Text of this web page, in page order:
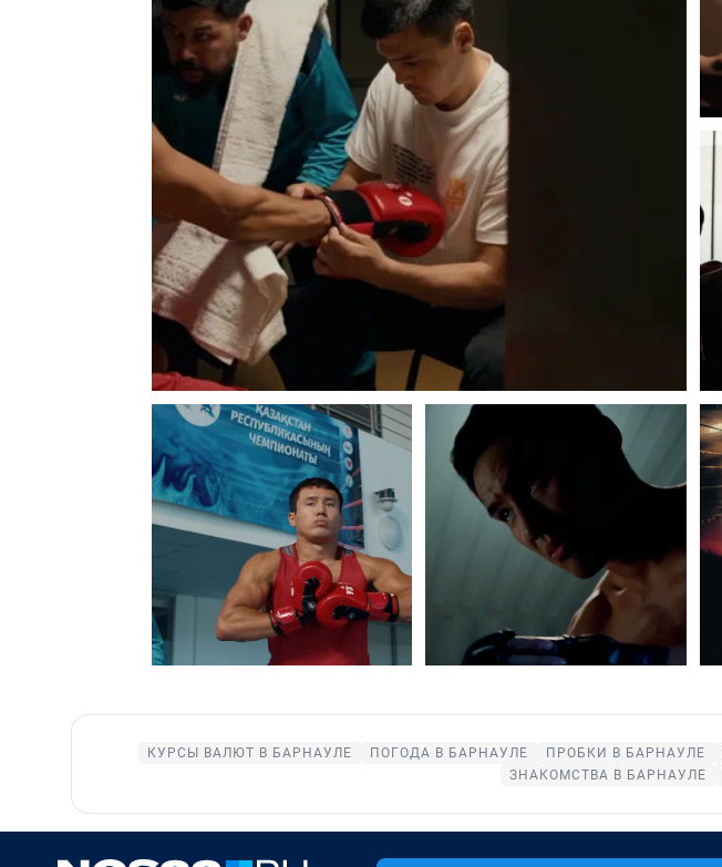
КУРСЫ ВАЛЮТ В БАРНАУЛЕ ПОГОДА В БАРНАУЛЕ ПРОБКИ В БАРНАУЛЕ
ЗНАКОМСТВА В БАРНАУЛЕ